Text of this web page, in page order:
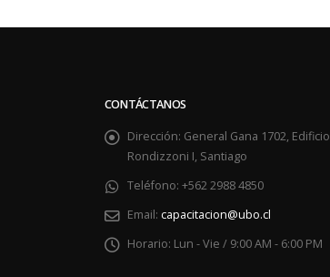
CONTÁCTANOS
Dirección: General Gana 1702, Edificio
Rondizzoni I, Santiago
Teléfono: +562 2988 4850
Email: capacitacion@ubo.cl
Horario: Lun - Vie / 9:00 AM - 6:00 PM